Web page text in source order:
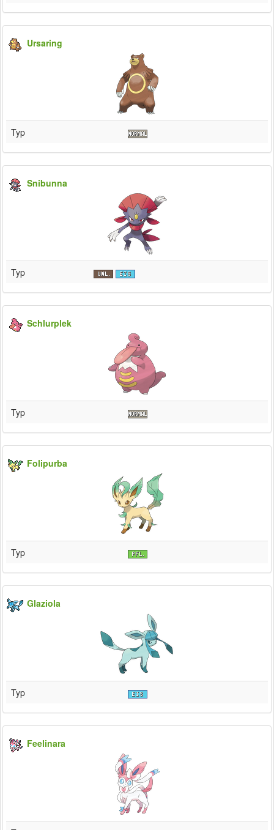
Ursaring
Typ
Snibunna
Typ
Schlurplek
Typ
Folipurba
Typ
Glaziola
Typ
Feelinara